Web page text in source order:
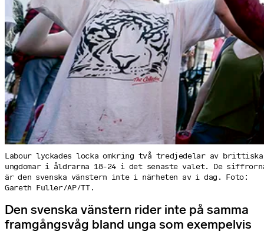
Labour lyckades locka omkring två tredjedelar av brittiska
ungdomar i åldrarna 18-24 i det senaste valet. De
är den svenska vänstern inte i närheten av i dag. Foto:
Gareth Fuller/AP/TT.
Den svenska vänstern rider inte på samma
framgångsvåg bland unga som exempelvis